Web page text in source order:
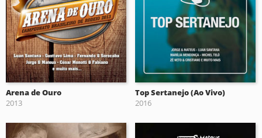
Arena de Ouro
2013
Top Sertanejo (Ao Vivo)
2016